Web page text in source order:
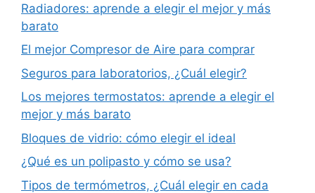
Radiadores: aprende a elegir el mejor y más
barato
El mejor Compresor de Aire para comprar
Seguros para laboratorios, ¿Cuál elegir?
Los mejores termostatos: aprende a elegir el
mejor y más barato
Bloques de vidrio: cómo elegir el ideal
¿Qué es un polipasto y cómo se usa?
Tipos de termómetros, ¿Cuál elegir en cada